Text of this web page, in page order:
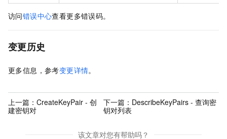
访问错误中心查看更多错误码。
变更历史
更多信息，参考变更详情。
上一篇： CreateKeyPair - 创
建密钥对
下一篇： DescribeKeyPairs - 查询密
钥对列表
该文章对您有帮助吗？